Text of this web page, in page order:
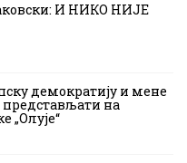
И НИКО НИЈЕ
демократију и мене
на
„Олује“